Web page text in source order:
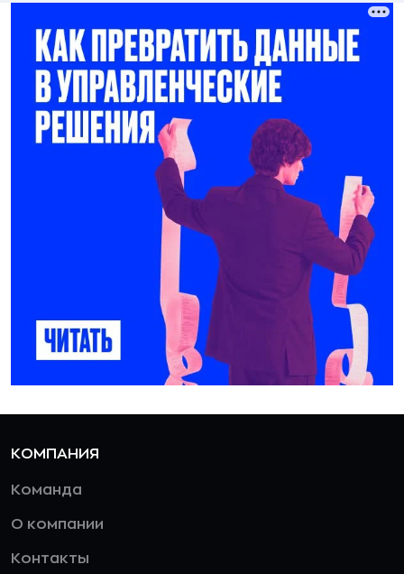
КОМПАНИЯ
Команда
О компании
Контакты